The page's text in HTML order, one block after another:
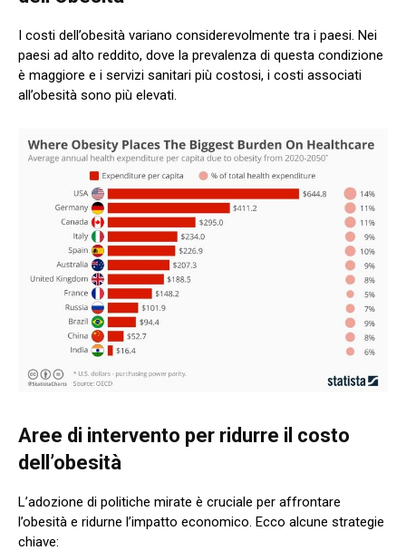
I costi dell’obesità variano considerevolmente tra i paesi. Nei
paesi ad alto reddito, dove la prevalenza di questa condizione
è maggiore e i servizi sanitari più costosi, i costi associati
all’obesità sono più elevati.
Aree di intervento per ridurre il costo
dell’obesità
L’adozione di politiche mirate è cruciale per affrontare
l’obesità e ridurne l’impatto economico. Ecco alcune strategie
chiave: